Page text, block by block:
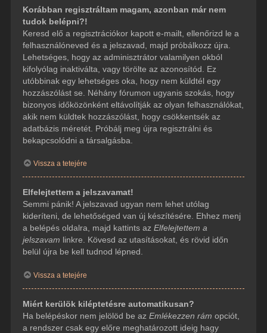
Korábban regisztráltam magam, azonban már nem
tudok belépni?!
Keresd elő a regisztrációkor kapott e-mailt, ellenőrizd le a
felhasználóneved és a jelszavad, majd próbálkozz újra.
Lehetséges, hogy az adminisztrátor valamilyen okból
kifolyólag inaktiválta, vagy törölte az azonosítód. Ez
utóbbinak egy lehetséges oka, hogy nem küldtél egy
hozzászólást se. Néhány fórumon ugyanis szokás, hogy
bizonyos időközönként eltávolítják az olyan felhasználókat,
akik nem küldtek hozzászólást, hogy csökkentsék az
adatbázis méretét. Próbálj meg újra regisztrálni és
bekapcsolódni a társalgásba.
Vissza a tetejére
Elfelejtettem a jelszavamat!
Semmi pánik! A jelszavad ugyan nem lehet utólag
kideríteni, de lehetőséged van új készítésére. Ehhez menj
a belépés oldalra, majd kattints az Elfelejtettem a
jelszavam linkre. Kövesd az utasításokat, és rövid időn
belül újra be kell tudnod lépned.
Vissza a tetejére
Miért kerülök kiléptetésre automatikusan?
Ha belépéskor nem jelölöd be az Emlékezzen rám opciót,
a rendszer csak egy előre meghatározott ideig hagy